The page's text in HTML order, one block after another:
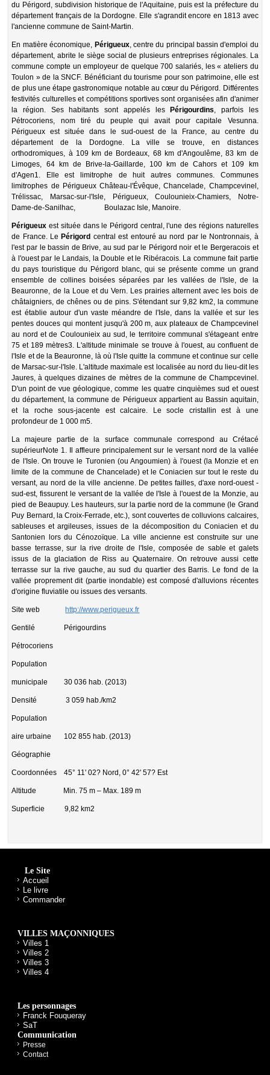
du Périgord, subdivision historique de l'Aquitaine, puis est la préfecture du
département français de la Dordogne. Elle s'agrandit encore en 1813 avec
l'ancienne commune de Saint-Martin.
En matière économique, Périgueux, centre du principal bassin d'emploi du
département, abrite le siège social de plusieurs entreprises régionales. La
commune compte un employeur de quelque 700 salariés, les « ateliers du
Toulon » de la SNCF. Bénéficiant du tourisme pour son patrimoine, elle est
de plus une étape gastronomique notable au cœur du Périgord. Différentes
festivités culturelles et compétitions sportives sont organisées afin d'animer
la région. Ses habitants sont appelés les
Périgourdins, parfois les
Pétrocoriens, nom tiré du peuple qui avait pour capitale Vesunna.
Périgueux est située dans le sud-ouest de la France, au centre du
département de la Dordogne. La ville se trouve, en distances
orthodromiques, à 109 km de Bordeaux, 68 km d'Angoulême, 83 km de
Limoges, 64 km de Brive-la-Gaillarde, 100 km de Cahors et 109 km
d'Agen1. Elle est limitrophe de huit autres communes. Communes
limitrophes de Périgueux Château-l'Évêque, Chancelade, Champcevinel,
Trélissac, Marsac-sur-l'Isle, Périgueux, Coulounieix-Chamiers, Notre-
Dame-de-Sanilhac, Boulazac Isle, Manoire.
Périgueux est située dans le Périgord central, l'une des régions naturelles
de France. Le Périgord central est entouré au nord par le Nontronnais, à
l'est par le bassin de Brive, au sud par le Périgord noir et le Bergeracois et
à l'ouest par le Landais, la Double et le Ribéracois. La commune fait partie
du pays touristique du Périgord blanc, qui se présente comme un grand
ensemble de collines boisées séparées par les vallées de l'Isle, de la
Beauronne, de la Loue et du Vern. Les prairies alternent avec les bois de
châtaigniers, de chênes ou de pins. S'étendant sur 9,82 km2, la commune
est établie autour d'un vaste méandre de l'Isle, dans la vallée et sur les
pentes douces qui montent jusqu'à 200 m, aux plateaux de Champcevinel
au nord et de Coulounieix au sud, le territoire communal s'étageant entre
75 et 189 mètres3. L'altitude minimale se trouve à l'ouest, au confluent de
l'Isle et de la Beauronne, là où l'Isle quitte la commune et continue sur celle
de Marsac-sur-l'Isle. L'altitude maximale est localisée au nord du lieu-dit les
Jaures, à quelques dizaines de mètres de la commune de Champcevinel.
D'un point de vue géologique, comme les quatre cinquièmes sud et ouest
du département, la commune de Périgueux appartient au Bassin aquitain,
et la roche sous-jacente est calcaire. Le socle cristallin est à une
profondeur de 1 000 m5.
La majeure partie de la surface communale correspond au Crétacé
supérieurNote 1. Il affleure principalement sur le versant nord de la vallée
de l'Isle. On trouve le Turonien (ou Angoumien) à l'ouest (la Monzie et en
limite de la commune de Chancelade) et le Coniacien sur tout le reste du
versant, au nord de la ville ancienne. De petites failles, d'axe nord-ouest -
sud-est, fissurent le versant de la vallée de l'Isle à l'ouest de la Monzie, au
pied de Beaupuy. Les hauteurs, sur la partie nord de la commune (le Grand
Puy Bernard, la Croix-Ferrade, etc.), sont couvertes de colluvions calcaires,
sableuses et argileuses, issues de la décomposition du Coniacien et du
Santonien lors du Cénozoïque. La ville ancienne est construite sur une
basse terrasse, sur la rive droite de l'Isle, composée de sable et galets
issus de la glaciation de Riss au Quaternaire. On retrouve aussi cette
terrasse sur la rive gauche, au sud du quartier des Barris. Le fond de la
vallée proprement dit (partie inondable) est composé d'alluvions récentes
d'origine fluviatile ou issues des versants.
Site web http://www.perigueux.fr
Gentilé Périgourdins
Pétrocoriens
Population
municipale 30 036 hab. (2013)
Densité 3 059 hab./km2
Population
aire urbaine 102 855 hab. (2013)
Géographie
Coordonnées 45° 11' 02? Nord, 0° 42' 57? Est
Altitude Min. 75 m – Max. 189 m
Superficie 9,82 km2
Le Site
Accueil
Le livre
Commander
VILLES MAÇONNIQUES
Villes 1
Villes 2
Villes 3
Villes 4
Les personnages
Franck Fouqueray
SaT
Communication
Presse
Contact